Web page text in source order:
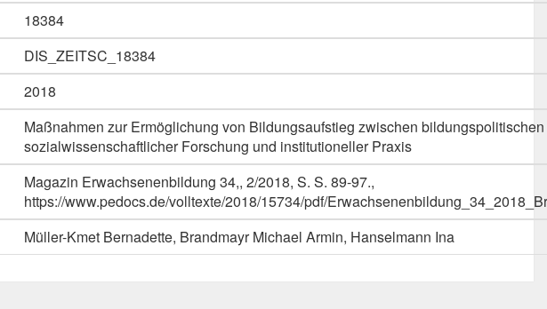
18384
DIS_ZEITSC_18384
2018
Maßnahmen zur Ermöglichung von Bildungsaufstieg zwischen
sozialwissenschaftlicher Forschung und institutioneller Praxis
Magazin Erwachsenenbildung 34,, 2/2018, S. S. 89-97.,
https://www.pedocs.de/volltexte/2018/15734/pdf/
Müller-Kmet Bernadette, Brandmayr Michael Armin, Hanselmann Ina